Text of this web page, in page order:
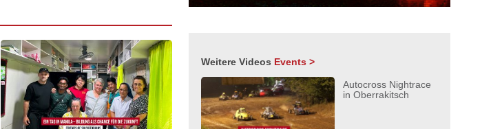
Weitere Videos Events >
Autocross Nightrace
in Oberrakitsch